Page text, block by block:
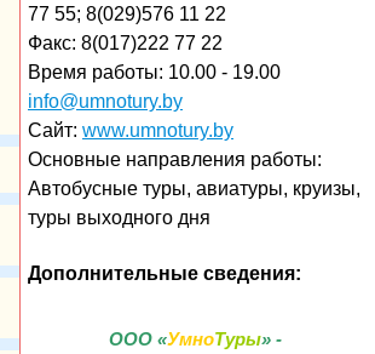
77 55; 8(029)576 11 22
Факс: 8(017)222 77 22
Время работы: 10.00 - 19.00
info@umnotury.by
Сайт: www.umnotury.by
Основные направления работы:
Автобусные туры, авиатуры, круизы,
туры выходного дня
Дополнительные сведения:
ООО «УмноТуры» -